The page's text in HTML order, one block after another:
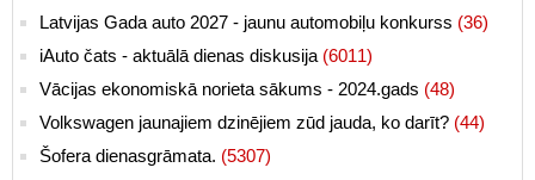
Latvijas Gada auto 2027 - jaunu automobiļu konkurss (36)
iAuto čats - aktuālā dienas diskusija (6011)
Vācijas ekonomiskā norieta sākums - 2024.gads (48)
Volkswagen jaunajiem dzinējiem zūd jauda, ko darīt? (44)
Šofera dienasgrāmata. (5307)